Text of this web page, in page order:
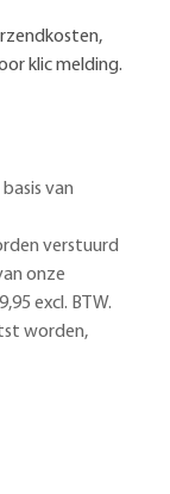
klic melding.
van
verstuurd
onze
excl. BTW.
worden,